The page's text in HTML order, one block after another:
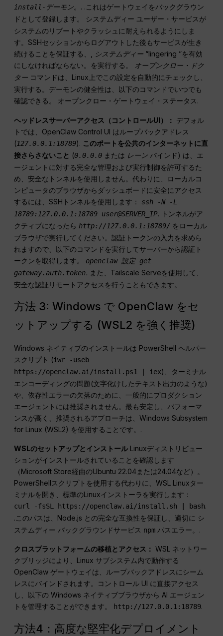
install-デーモン。 . .これはゲートウェイをバックグラウン
ドとして登録します。
システムディー ユーザー・サービスが
システムのリブートやクラッシュに耐えられるようにしま
す。SSHセッションからログアウトした後もサービスが生き
続けることを保証する、,
システムディー “lingering ”を有効
にしなければならない。を実行する。 オープンクロー・ドク
ター コマンドは、Linux上でこの設定を自動的にチェックし、
実行する。デーモンの健全性は、以下のコマンドでいつでも
確認できる。 オープンクロー・ゲートウェイ・ステータス.
ヘッドレスサーバーアクセス（コントロールUI）： デフォル
トでは、OpenClaw Control UI はループバックアドレス
(127.0.0.1:18789). このポートを公共のインターネットに直
接さらさないこと (0.0.0.0 または レーン バインド) は、エ
ージェントに対する完全な管理および実行制御を許可するた
め、安全なトンネルを使用しません。代わりに、ローカルコ
ンピュータのブラウザからダッシュボードに安全にアクセス
するには、SSHトンネルを使用します： ssh -N -L
18789:127.0.0.1:18789 user@SERVER_IP. トンネルがア
クティブになったら http://127.0.0.1:18789/ をローカル
ブラウザで実行してください。認証トークンの入力を求めら
れますので、以下のコマンドを実行してサーバーから認証ト
ークンを取得します。 openclaw 設定 get
gateway.auth.token. また、Tailscale Serveを使用して、
安全な認証リモートアクセスを行うこともできます。
方法 3: Windows で OpenClaw をセ
ットアップする (WSL2 を強く推奨)
Windows ネイティブのインストールは PowerShell ヘルパー
スクリプト (iwr -useb
https://openclaw.ai/install.ps1 | iex)、ターミナル
エンコーディングの問題(文字化けしたテキスト出力のような)
や、依存性エラーの欠落のために、一般的にプロダクション
エージェントには推奨されません。最も安定し、パフォーマ
ンスが高く、推奨されるアプローチは、Windows Subsystem
for Linux (WSL2) を使用することです。.
WSLのセットアップとインストールLinuxディストリビュー
ションがインストールされていることを確認します
（Microsoft Store経由のUbuntu 22.04または24.04など）。
PowerShellスクリプトを使用する代わりに、WSL Linuxター
ミナルを開き、標準のLinuxインストーラを実行します：
curl -fsSL https://openclaw.ai/install.sh | bash.
.このパスは、Node.js との完全な互換性を保証し、適切に シ
ステムディー バックグラウンドサービス npm パスエラー。.
クロスプラットフォームの移植とアクセス： WSL ネットワー
クブリッジにより、Linux サブシステム内で動作する
OpenClaw ゲートウェイは、ループバックアドレスにシーム
レスにバインドされます。コントロール UI に直接アクセス
し、以下の Windows ネイティブブラウザから AI エージェン
トを管理することができます。
http://127.0.0.1:18789.
方法4：高度な堅牢化デプロイメント